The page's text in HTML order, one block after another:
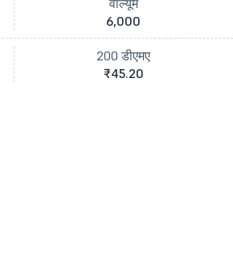
वॉल्यूम
6,000
200 डीएमए
₹45.20